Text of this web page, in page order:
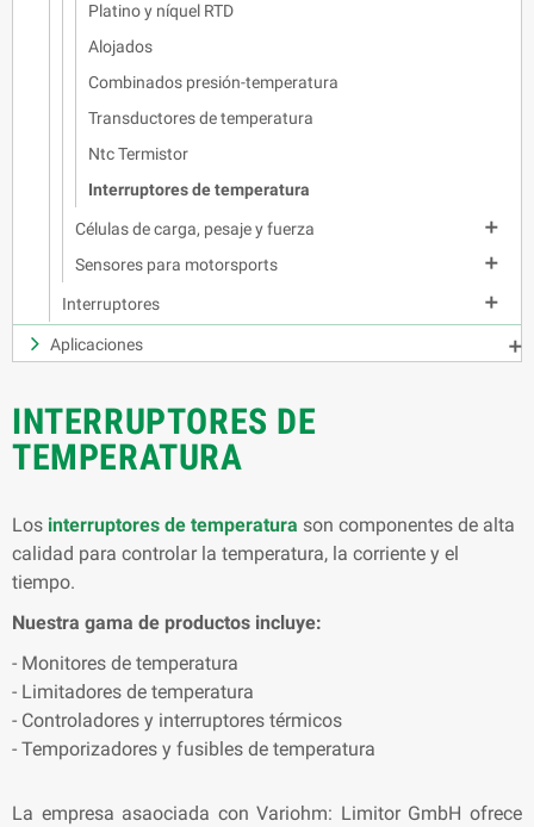
Platino y níquel RTD
Alojados
Combinados presión-temperatura
Transductores de temperatura
Ntc Termistor
Interruptores de temperatura
Células de carga, pesaje y fuerza

Sensores para motorsports

Interruptores 
Aplicaciones 
INTERRUPTORES DE
TEMPERATURA
Los interruptores de temperatura son componentes de alta
calidad para controlar la temperatura, la corriente y el
tiempo.
Nuestra gama de productos incluye:
- Monitores de temperatura
- Limitadores de temperatura
- Controladores y interruptores térmicos
- Temporizadores y fusibles de temperatura
La empresa asaociada con Variohm: Limitor GmbH ofrece